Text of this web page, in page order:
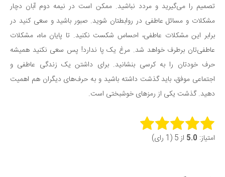
تصمیم را می‌گیرید و مردد نباشید. ممکن است در نیمه‌ دوم آبان دچار
مشکلات و مسائل عاطفی در روابطتان شوید. صبور باشید و سعی کنید در
برابر این مشکلات عاطفی، احساس شکست نکنید. تا پایان ماه، مشکلات
عاطفی‌تان برطرف خواهد شد. مرغ یک پا ندارد! پس سعی نکنید همیشه
حرف خودتان را به کرسی بنشانید. برای داشتن یک زندگی عاطفی و
اجتماعی موفق، باید گذشت داشته باشید و به حرف‌های دیگران هم اهمیت
دهید. گذشت یکی از رمزهای خوشبختی است.
Rate this item:
امتیاز: 5.0 از 5 (1 رای)